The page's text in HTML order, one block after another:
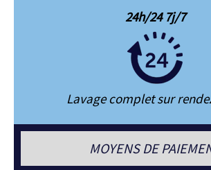
24h/24 7j/7
Lavage complet sur
MOYENS DE